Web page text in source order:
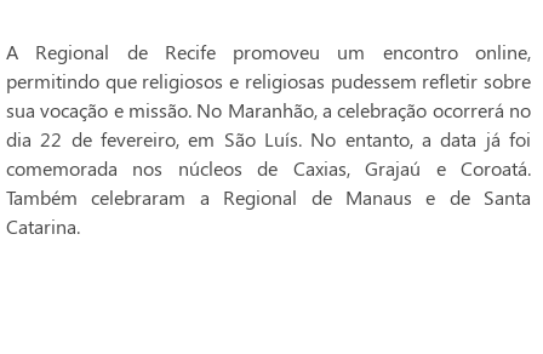
A Regional de Recife promoveu um encontro online,
permitindo que religiosos e religiosas pudessem refletir sobre
sua vocação e missão. No Maranhão, a celebração ocorrerá no
dia 22 de fevereiro, em São Luís. No entanto, a data já foi
comemorada nos núcleos de Caxias, Grajaú e Coroatá.
Também celebraram a Regional de Manaus e de Santa
Catarina.